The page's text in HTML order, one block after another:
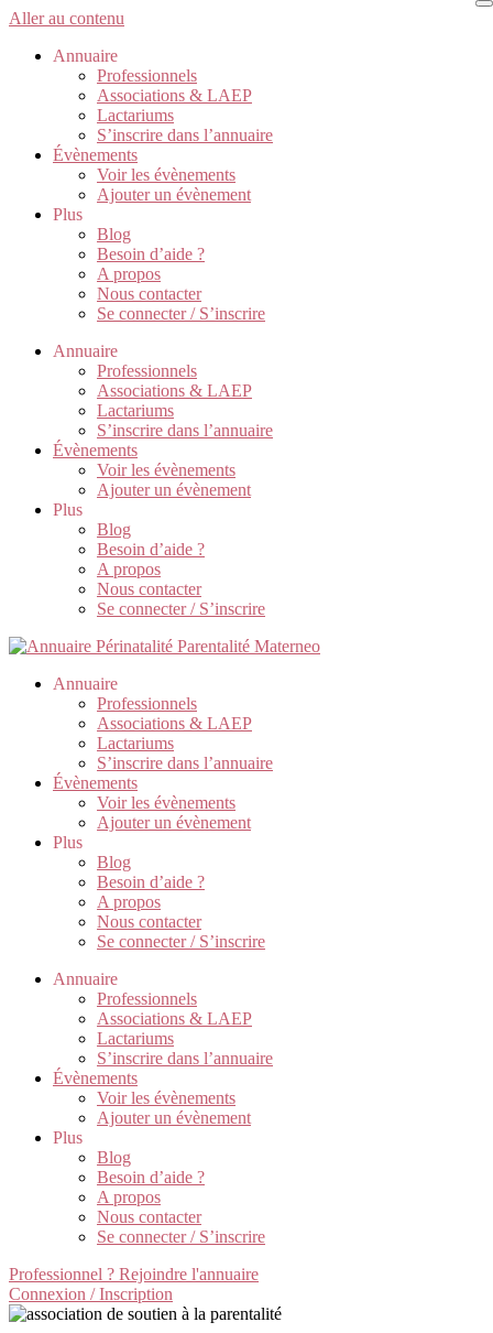
Aller au contenu
Annuaire
Professionnels
Associations & LAEP
Lactariums
S’inscrire dans l’annuaire
Évènements
Voir les évènements
Ajouter un évènement
Plus
Blog
Besoin d’aide ?
A propos
Nous contacter
Se connecter / S’inscrire
Annuaire
Professionnels
Associations & LAEP
Lactariums
S’inscrire dans l’annuaire
Évènements
Voir les évènements
Ajouter un évènement
Plus
Blog
Besoin d’aide ?
A propos
Nous contacter
Se connecter / S’inscrire
Annuaire
Professionnels
Associations & LAEP
Lactariums
S’inscrire dans l’annuaire
Évènements
Voir les évènements
Ajouter un évènement
Plus
Blog
Besoin d’aide ?
A propos
Nous contacter
Se connecter / S’inscrire
Annuaire
Professionnels
Associations & LAEP
Lactariums
S’inscrire dans l’annuaire
Évènements
Voir les évènements
Ajouter un évènement
Plus
Blog
Besoin d’aide ?
A propos
Nous contacter
Se connecter / S’inscrire
Professionnel ? Rejoindre l'annuaire
Connexion / Inscription